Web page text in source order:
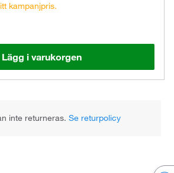
kampanjpris.
Lägg i varukorgen
inte returneras.Se returpolicy